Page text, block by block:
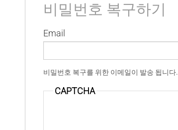
비밀번호 복구하기
Email
비밀번호 복구를 위한 이메일이 발송 됩니다.
CAPTCHA